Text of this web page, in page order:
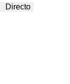
Directo